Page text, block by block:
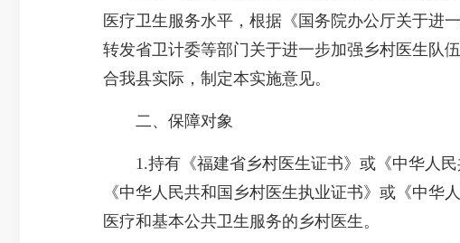
医疗卫生服务水平，根据《国务院办公厅关于进
转发省卫计委等部门关于进一步加强乡村医生队
合我县实际，制定本实施意见。
二、保障对象
1.持有《福建省乡村医生证书》或《中华人民
《中华人民共和国乡村医生执业证书》或《中
医疗和基本公共卫生服务的乡村医生。